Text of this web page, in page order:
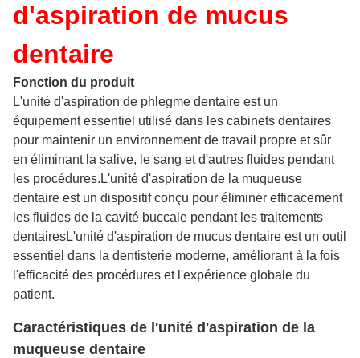
d'aspiration de mucus
dentaire
Fonction du produit
L'unité d'aspiration de phlegme dentaire est un
équipement essentiel utilisé dans les cabinets dentaires
pour maintenir un environnement de travail propre et sûr
en éliminant la salive, le sang et d'autres fluides pendant
les procédures.L'unité d'aspiration de la muqueuse
dentaire est un dispositif conçu pour éliminer efficacement
les fluides de la cavité buccale pendant les traitements
dentairesL'unité d'aspiration de mucus dentaire est un outil
essentiel dans la dentisterie moderne, améliorant à la fois
l'efficacité des procédures et l'expérience globale du
patient.
Caractéristiques de l'unité d'aspiration de la
muqueuse dentaire